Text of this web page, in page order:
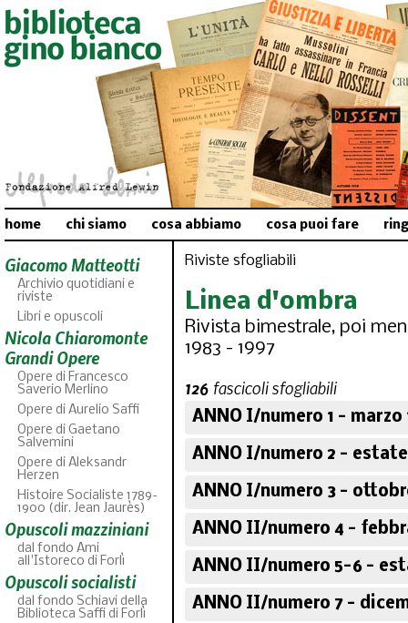
home chi siamo cosa abbiamo cosa puoi fare
Giacomo Matteotti
Archivio quotidiani e
riviste
Libri e opuscoli
Nicola Chiaromonte
Grandi Opere
Opere di Francesco
Saverio Merlino
Opere di Aurelio Saffi
Opere di Gaetano
Salvemini
Opere di Aleksandr
Herzen
Histoire Socialiste 1789-
1900 (dir. Jean Jaurès)
Opuscoli mazziniani
dal fondo Ami
all'Istoreco di Forlì
Opuscoli socialisti
dal fondo Schiavi della
Biblioteca Saffi di Forlì
Riviste sfogliabili
Linea d'ombra
Rivista bimestrale, poi
1983 - 1997
126 fascicoli sfogliabili
ANNO I/numero 1 - marzo
ANNO I/numero 2 - estate
ANNO I/numero 3 -
ANNO II/numero 4 -
ANNO II/numero 5-6 -
ANNO II/numero 7 -